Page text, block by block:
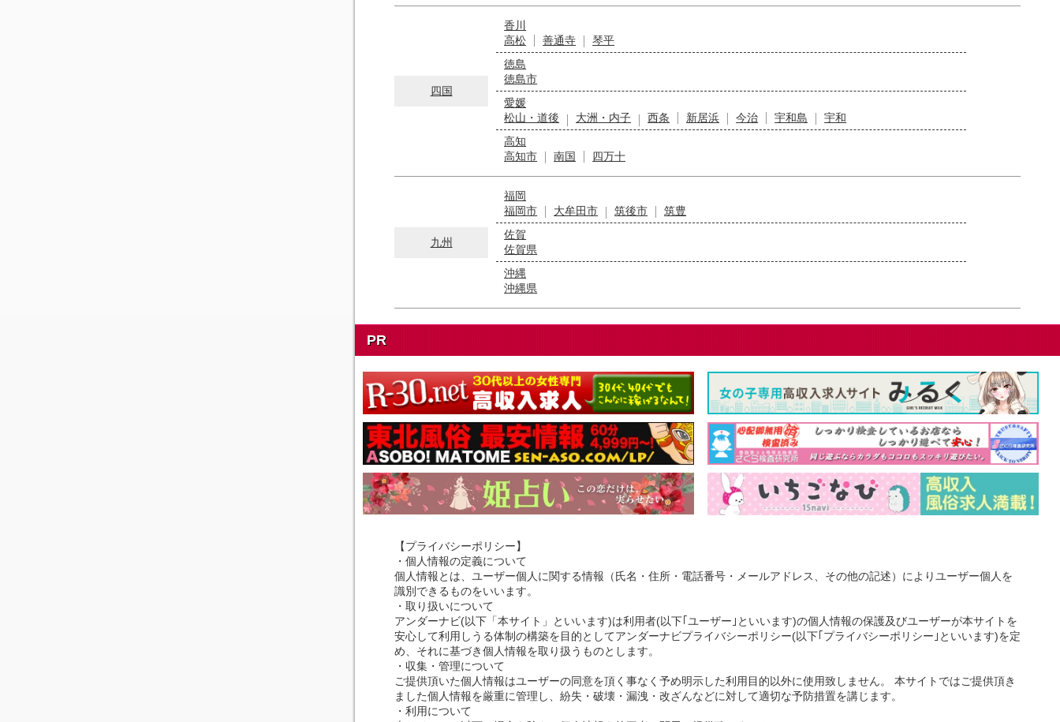
四国
香川
高松
善通寺
琴平
徳島
徳島市
愛媛
松山・道後
大洲・内子 西条 新居浜 今治 宇和島
宇和
高知
高知市
南国 四万十
九州
福岡
福岡市
大牟田市 筑後市
筑豊
佐賀
佐賀県
沖縄
沖縄県
PR
【プライバシーポリシー】
・個人情報の定義について
個人情報とは、ユーザー個人に関する情報（氏名・住所・電話番号・メールアドレス、その他の記述）によりユーザー個人を
識別できるものをいいます。
・取り扱いについて
アンダーナビ(以下「本サイト」といいます)は利用者(以下｢ユーザー｣といいます)の個人情報の保護及びユーザーが本サイトを
安心して利用しうる体制の構築を目的としてアンダーナビプライバシーポリシー(以下｢プライバシーポリシー｣といいます)を定
め、それに基づき個人情報を取り扱うものとします。
・収集・管理について
ご提供頂いた個人情報はユーザーの同意を頂く事なく予め明示した利用目的以外に使用致しません。 本サイトではご提供頂き
ました個人情報を厳重に管理し、紛失・破壊・漏洩・改ざんなどに対して適切な予防措置を講じます。
・利用について